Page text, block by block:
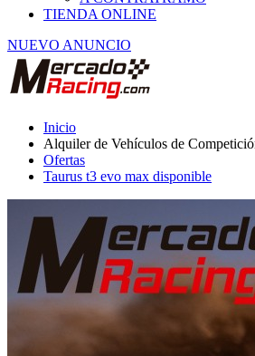
NUEVO ANUNCIO
Alquiler de Vehículos de Competición
Ofertas
Taurus t3 evo max disponible